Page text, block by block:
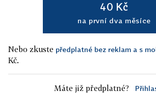
40 Kč
na první dva měsíce
Nebo zkuste předplatné bez reklam a s
Kč.
Máte již předplatné?